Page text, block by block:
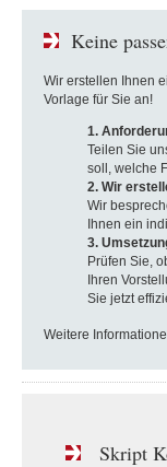
Keine
Wir erstellen Ihnen
Vorlage für Sie an!
1.
Teilen Sie
soll, welche
2. Wir
Wir
Ihnen ein
3.
Prüfen Sie,
Ihren
Sie jetzt
Weitere
Skript